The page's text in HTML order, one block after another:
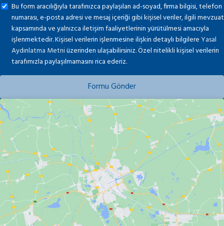
Bu form aracılığıyla tarafınızca paylaşılan ad-soyad, firma bilgisi, telefon
numarası, e-posta adresi ve mesaj içeriği gibi kişisel veriler, ilgili mevzuat
kapsamında ve yalnızca iletişim faaliyetlerinin yürütülmesi amacıyla
işlenmektedir. Kişisel verilerin işlenmesine ilişkin detaylı bilgilereYasal
Aydınlatma Metniüzerinden ulaşabilirsiniz. Özel nitelikli kişisel verilerin
tarafımızla paylaşılmamasını rica ederiz.
Formu Gönder